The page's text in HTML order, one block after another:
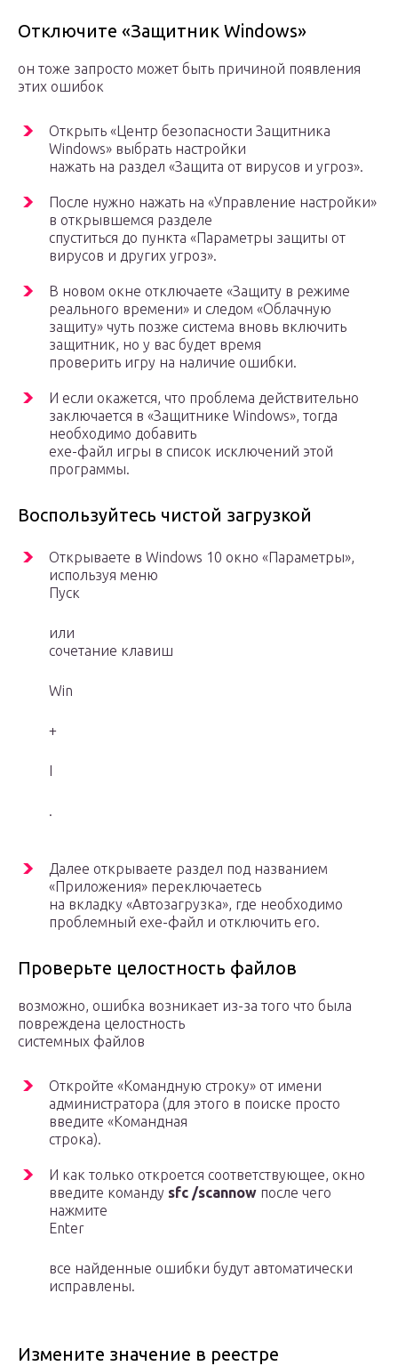
Отключите «Защитник Windows»
он тоже запросто может быть причиной появления
этих ошибок
Открыть «Центр безопасности Защитника
Windows» выбрать настройки
нажать на раздел «Защита от вирусов и угроз».
После нужно нажать на «Управление настройки»
в открывшемся разделе
спуститься до пункта «Параметры защиты от
вирусов и других угроз».
В новом окне отключаете «Защиту в режиме
реального времени» и следом «Облачную
защиту» чуть позже система вновь включить
защитник, но у вас будет время
проверить игру на наличие ошибки.
И если окажется, что проблема действительно
заключается в «Защитнике Windows», тогда
необходимо добавить
exe-файл игры в список исключений этой
программы.
Воспользуйтесь чистой загрузкой
Открываете в Windows 10 окно «Параметры»,
используя меню
Пуск
или
сочетание клавиш
Win
+
I
.
Далее открываете раздел под названием
«Приложения» переключаетесь
на вкладку «Автозагрузка», где необходимо
проблемный exe-файл и отключить его.
Проверьте целостность файлов
возможно, ошибка возникает из-за того что была
повреждена целостность
системных файлов
Откройте «Командную строку» от имени
администратора (для этого в поиске просто
введите «Командная
строка).
И как только откроется соответствующее, окно
введите команду sfc /scannow после чего
нажмите
Enter
все найденные ошибки будут автоматически
исправлены.
Измените значение в реестре